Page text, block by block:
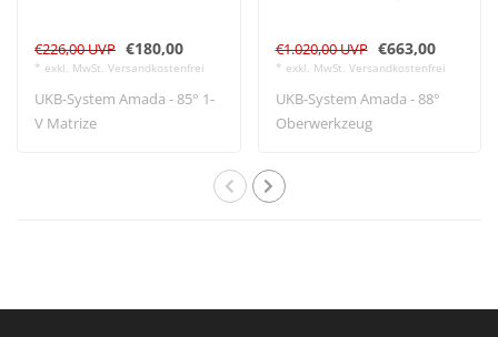
€226,00 UVP €180,00
* exkl. MwSt. Versandkostenfrei
UKB-System Amada - 85° 1-
V Matrize
€1.020,00 UVP €663,00
* exkl. MwSt. Versandkostenfrei
UKB-System Amada - 88°
Oberwerkzeug